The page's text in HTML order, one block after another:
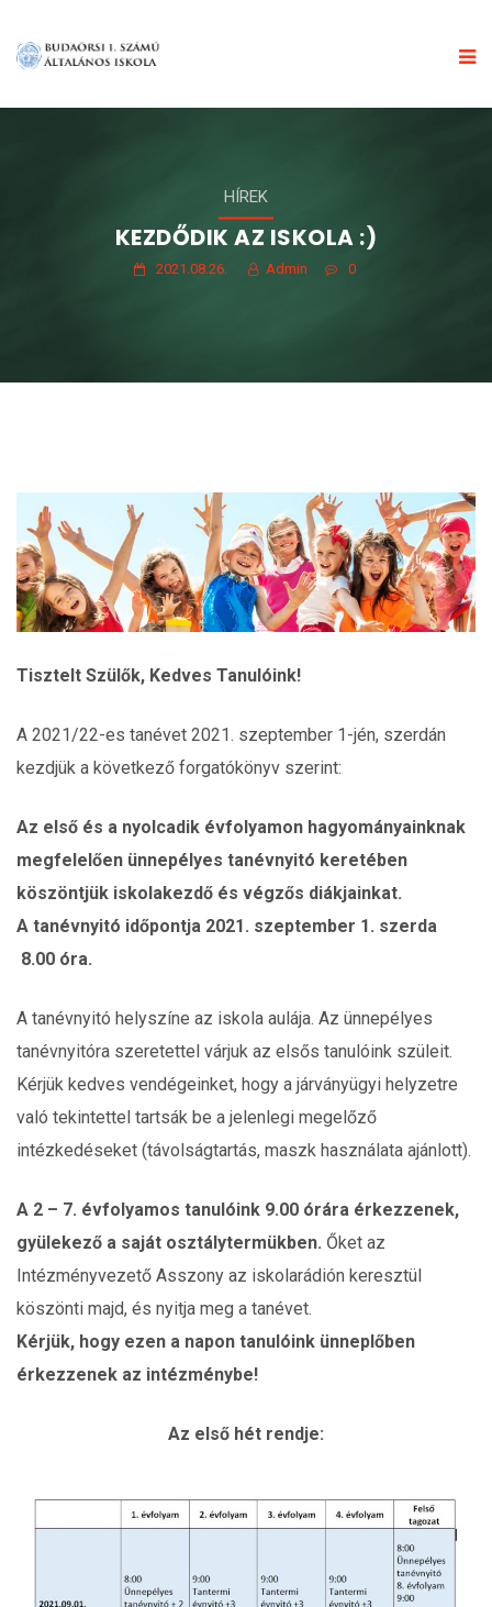
HÍREK
KEZDŐDIK AZ ISKOLA :)
2021.08.26. Admin 0
Tisztelt Szülők, Kedves Tanulóink!
A 2021/22-es tanévet 2021. szeptember 1-jén, szerdán
kezdjük a következő forgatókönyv szerint:
Az első és a nyolcadik évfolyamon hagyományainknak
megfelelően ünnepélyes tanévnyitó keretében
köszöntjük iskolakezdő és végzős diákjainkat.
A tanévnyitó időpontja 2021. szeptember 1. szerda
8.00 óra.
A tanévnyitó helyszíne az iskola aulája. Az ünnepélyes
tanévnyitóra szeretettel várjuk az elsős tanulóink szüleit.
Kérjük kedves vendégeinket, hogy a járványügyi helyzetre
való tekintettel tartsák be a jelenlegi megelőző
intézkedéseket (távolságtartás, maszk használata ajánlott).
A 2 – 7. évfolyamos tanulóink 9.00 órára érkezzenek,
gyülekező a saját osztálytermükben. Őket az
Intézményvezető Asszony az iskolarádión keresztül
köszönti majd, és nyitja meg a tanévet.
Kérjük, hogy ezen a napon tanulóink ünneplőben
érkezzenek az intézménybe!
Az első hét rendje: